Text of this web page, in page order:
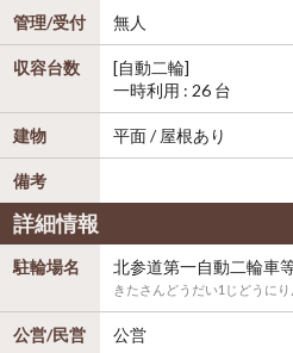
管理/受付 無人
収容台数
[自動二輪]
一時利用 : 26 台
建物 平面 / 屋根あり
備考
詳細情報
駐輪場名 北参道第一自動二輪車
きたさんどうだい1じどうに
公営/民営 公営